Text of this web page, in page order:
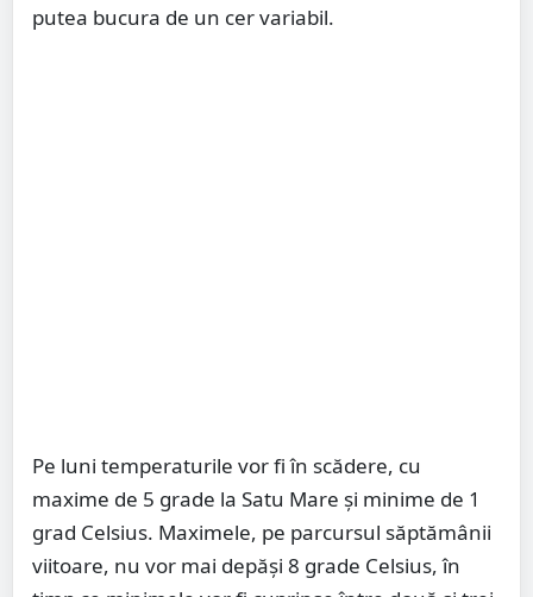
putea bucura de un cer variabil.
Pe luni temperaturile vor fi în scădere, cu
maxime de 5 grade la Satu Mare și minime de 1
grad Celsius. Maximele, pe parcursul săptămânii
viitoare, nu vor mai depăși 8 grade Celsius, în